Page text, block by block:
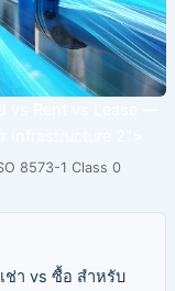
8573-1 Class 0
ช่า vs ซื้อ สำหรับ